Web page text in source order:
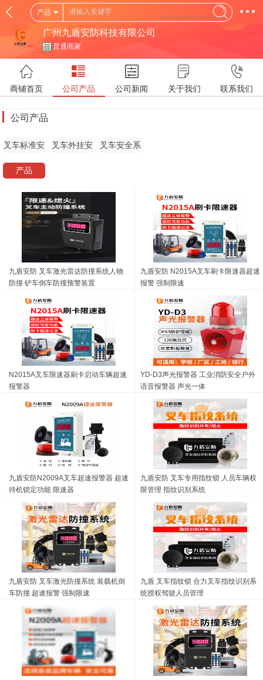
产品
广州九盾安防科技有限公司
普通商家
商铺首页 公司产品 公司新闻 关于我们 联系我们
公司产品
叉车标准安
叉车外挂安
叉车安全系
产品
九盾安防 叉车激光雷达防撞系统人物
防撞 铲车倒车防撞预警装置
九盾安防 N2015A叉车刷卡限速器超速
报警 强制限速
N2015A叉车限速器刷卡启动车辆超速
报警器
YD-D3声光报警器 工业消防安全户外
语音报警器 声光一体
九盾安防N2009A叉车超速报警器 超速
待机锁定功能 限速器
九盾安防 叉车专用指纹锁 人员车辆权
限管理 指纹识别系统
九盾安防 叉车激光防撞系统 装载机倒
车防撞 超速报警 强制限速
九盾 叉车指纹锁 合力叉车指纹识别系
统授权驾驶人员管理